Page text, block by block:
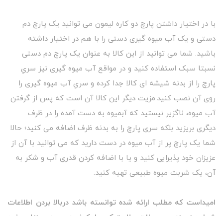
با در اختیار داشتن پارچ دو کاره لیمون می توانید یک پارچ دم
دستی و یک آب میوه گیری دستی را با هم در اختیار داشته
باشید. شما می توانید از این کالا به عنوان یک پارچ دم دستی
نسبتا سبک استفاده کنید و در مواقع آب میوه گیری نیز سریِ
پارچ را از بدنه شیشه ای کالا جدا کرده و سریِ آب میوه گیری را
روی آن نصب کنید.مزیت دیگر این کالا آن است که پس از گرفتن
آب میوه، ناگزیر نیستید که آبمیوه به دست آمده را در ظرف
دیگری بریزید بلکه سری پارچ را به بدنه ظرف اضافه می کنید؛ حالا
شما یک پارچ پر از آب میوه در دست دارید که می توانید با آن از
عزیزان خود پذیرایی کنید و یا با اضافه کردن قدری آب و شکر به
آن، یک شربت میوه طبیعی تهیه کنید.
امیداست که مطلب ارائه شده توانسته باشد دربالا بردن اطلاعات